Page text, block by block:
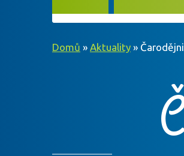
Domů » Aktuality »